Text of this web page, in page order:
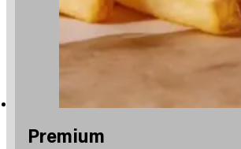
Premium